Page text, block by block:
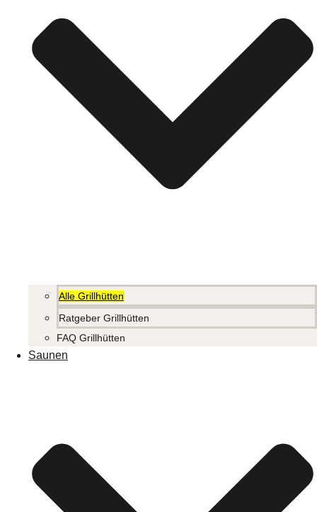
Alle Grillhütten
Ratgeber Grillhütten
FAQ Grillhütten
Saunen